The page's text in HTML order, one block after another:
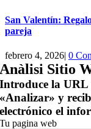
San Valentín:
pareja
febrero 4, 2026| 0
Anàlisi Sitio
Introduce la URL
«Analizar» y
electrónico el
Tu pagina web